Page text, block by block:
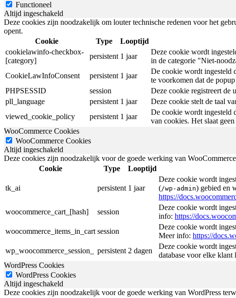
Functioneel
Altijd ingeschakeld
Deze cookies zijn noodzakelijk om louter technische redenen voor het
opent.
Cookie
Type Looptijd
cookielawinfo-checkbox-
[category]
persistent 1 jaar
Deze cookie wordt
in de categorie "Niet-
CookieLawInfoConsent
persistent 1 jaar
De cookie wordt ingesteld
te voorkomen dat de
PHPSESSID
session
Deze cookie registreert de
pll_language
persistent 1 jaar
Deze cookie stelt de taal
viewed_cookie_policy
persistent 1 jaar
De cookie wordt ingesteld
van cookies. Het slaat
WooCommerce Cookies
WooCommerce Cookies
Altijd ingeschakeld
Deze cookies zijn noodzakelijk voor de goede werking van
Cookie
Type Looptijd
tk_ai persistent 1 jaar
Deze cookie wordt
(/wp-admin) gebied en
https://
woocommerce_cart_[hash]
session
Deze cookie wordt
info: https://
woocommerce_items_in_cart session
Deze cookie wordt
Meer info: https://
wp_woocommerce_session_
persistent 2 dagen
Deze cookie wordt
database voor elke
WordPress Cookies
WordPress Cookies
Altijd ingeschakeld
Deze cookies zijn noodzakelijk voor de goede werking van WordPress